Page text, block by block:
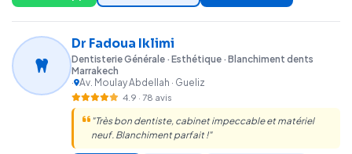
Dr Fadoua Iklimi
Dentisterie Générale · Esthétique · Blanchiment dents
Marrakech
· Av. Moulay Abdellah · Gueliz
4.9 · 78 avis
"Très bon dentiste, cabinet impeccable et matériel
neuf. Blanchiment parfait !"